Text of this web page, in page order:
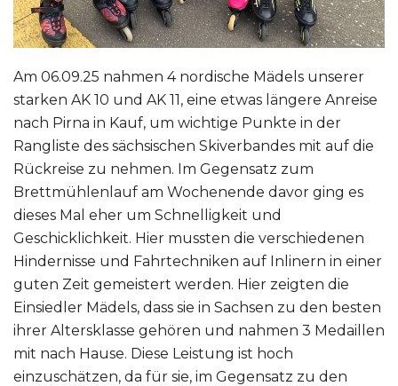
Am 06.09.25 nahmen 4 nordische Mädels unserer
starken AK 10 und AK 11, eine etwas längere Anreise
nach Pirna in Kauf, um wichtige Punkte in der
Rangliste des sächsischen Skiverbandes mit auf die
Rückreise zu nehmen. Im Gegensatz zum
Brettmühlenlauf am Wochenende davor ging es
dieses Mal eher um Schnelligkeit und
Geschicklichkeit. Hier mussten die verschiedenen
Hindernisse und Fahrtechniken auf Inlinern in einer
guten Zeit gemeistert werden. Hier zeigten die
Einsiedler Mädels, dass sie in Sachsen zu den besten
ihrer Altersklasse gehören und nahmen 3 Medaillen
mit nach Hause. Diese Leistung ist hoch
einzuschätzen, da für sie, im Gegensatz zu den